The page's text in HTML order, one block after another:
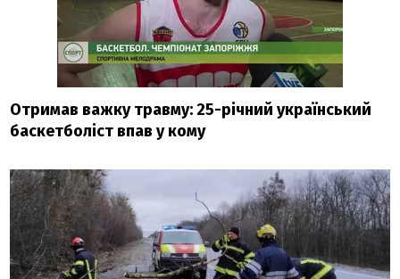
Отримав важку травму: 25-річний український
баскетболіст впав у кому